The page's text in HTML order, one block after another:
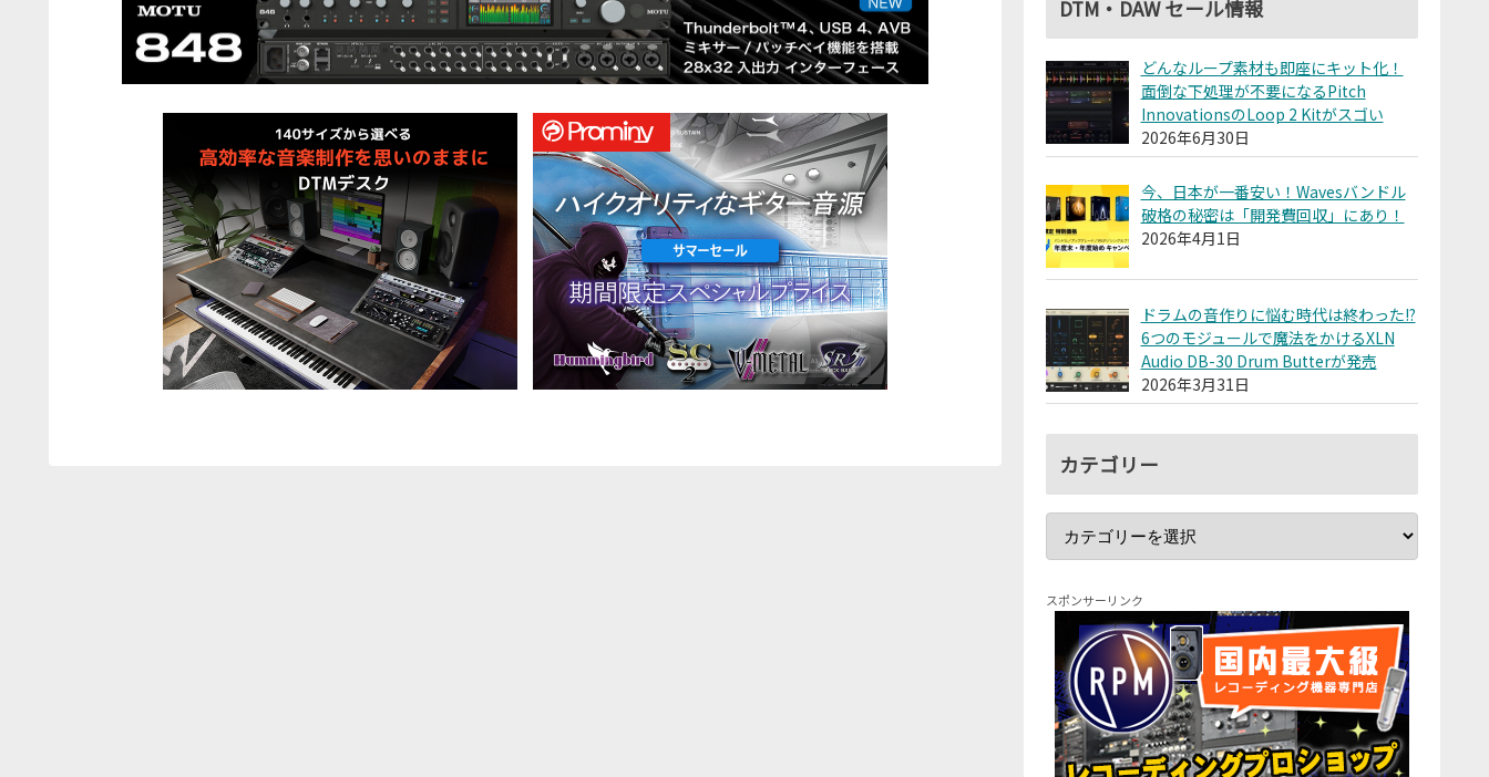
DTM・DAW セール情報
どんなループ素材も即座にキット化！
面倒な下処理が不要になるPitch
InnovationsのLoop 2 Kitがスゴい
2026年6月30日
今、日本が一番安い！Wavesバンドル
破格の秘密は「開発費回収」にあり！
2026年4月1日
ドラムの音作りに悩む時代は終わった!?
6つのモジュールで魔法をかけるXLN
Audio DB-30 Drum Butterが発売
2026年3月31日
カテゴリー
スポンサーリンク